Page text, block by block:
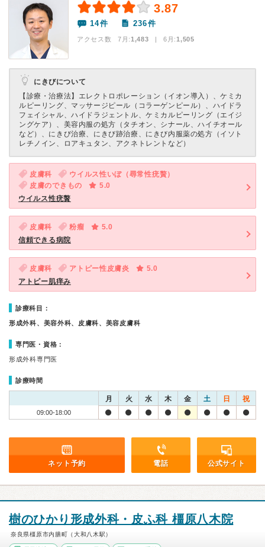
3.87
14件 236件
アクセス数 7月:1,483 | 6月:1,505
にきびについて
【診療・治療法】 エレクトロポレーション（イオン導入）、ケミカ
ルピーリング、マッサージピール（コラーゲンピール）、ハイドラ
フェイシャル、ハイドラジェントル、ケミカルピーリング（エイジ
ングケア）、美容内服の処方（タチオン、シナール、ハイチオール
など）、にきび治療、にきび跡治療、にきび内服薬の処方（イソト
レチノイン、ロアキュタン、アクネトレントなど）
皮膚科
ウイルス性いぼ（尋常性疣贅）
皮膚のできもの
5.0
ウイルス性疣贅
皮膚科 粉瘤
5.0
信頼できる病院
皮膚科 アトピー性皮膚炎
5.0
アトピー肌痒み
診療科目：
形成外科、美容外科、皮膚科、美容皮膚科
専門医・資格：
形成外科専門医
診療時間
月 火 水 木 金 土 日 祝
09:00-18:00
ネット予約 電話 公式サイト
樹のひかり形成外科・皮ふ科 橿原八木院
奈良県橿原市内膳町（大和八木駅）